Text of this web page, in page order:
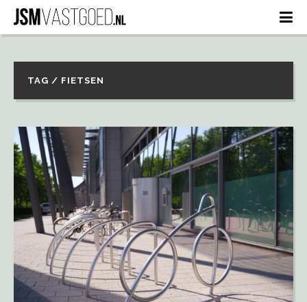
TAG / FIETSEN